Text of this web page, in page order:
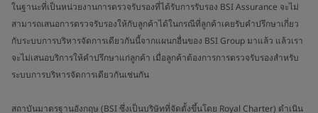
ในฐานะที่เป็นหน่วยงานการตรวจรับรองที่ได้รับการรับรอง BSI Assurance จะไม่
สามารถเสนอการตรวจรับรองให้กับลูกค้าได้ในกรณีที่ลูกค้าเคยรับคำปรึกษาเกี่ยว
กับระบบการบริหารจัดการเดียวกันนี้จากแผนกอื่นของ BSI Group มาแล้ว แล้วเรา
จะไม่เสนอบริการให้คำปรึกษาแก่ลูกค้า เมื่อลูกค้าต้องการการตรวจรับรองสำหรับ
ระบบการบริหารจัดการเดียวกันเช่นกัน
สถาบันมาตรฐานอังกฤษ (BSI ซึ่งเป็นบริษัทที่จัดตั้งขึ้นโดย Royal Charter) ดำเนิน